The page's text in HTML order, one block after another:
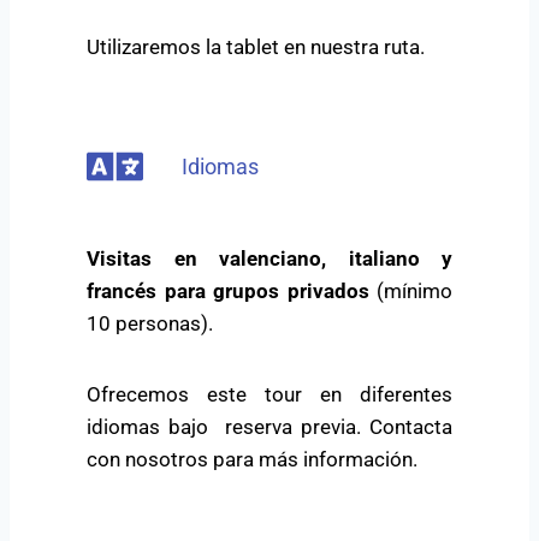
Utilizaremos la tablet en nuestra ruta.
Idiomas
Visitas en valenciano, italiano y
francés para grupos privados (mínimo
10 personas).
Ofrecemos este tour en diferentes
idiomas bajo reserva previa. Contacta
con nosotros para más información.